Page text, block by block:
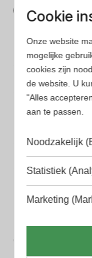
Wij hebben
Populaire
Amouage Heren
Aramis Heren
Armani Heren
Azzaro Heren
BALR. Heren
Chanel Heren
Cookie
Onze website
mogelijke
cookies zijn
de website. U
"Alles
aan te passen.
Noodzakelijk
Statistiek
Marketing